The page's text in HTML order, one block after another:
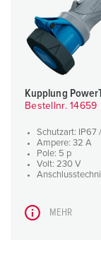
Kupplung
Bestellnr. 14659
Schutzart: IP67
Ampere: 32 A
Pole: 5 p
Volt: 230 V
MEHR